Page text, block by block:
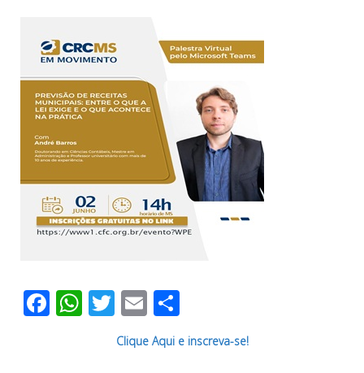
F W T
wi
tt
E
m
ail
o
m
Clique Aqui e inscreva-se!